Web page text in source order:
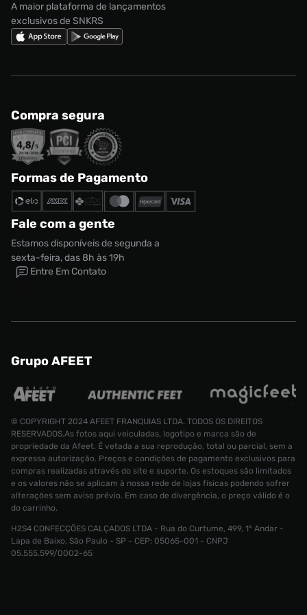
Blusão Jordan Flight Artist Series Masculino
A maior plataforma de lançamentos
exclusivos de SNKRS
Compra segura
Formas de Pagamento
Fale com a gente
Estamos disponíveis de segunda a
sexta-feira, das 8h às 19h
Entre Em Contato
Grupo AFEET
© COPYRIGHT 2024 AFEET FRANQUIAS LTDA. TODOS OS DIREITOS
RESERVADOS.As fotos aqui veiculadas, logotipo e marca são de
propriedade da Afeet. É vetada a sua reprodução, total ou parcial, sem a
expressa autorização. Preços e condições de pagamento exclusivos para
compras realizadas através do site e suporte. Os estoques são limitados
e os valores não se aplicam à nossa rede de lojas físicas podendo sofrer
alterações sem aviso prévio. Em caso de divergência, o preço válido é o
do carrinho.
H2S4 CONFECÇÕES CALÇADOS LTDA - Rua do Curtume, 499, 1° Andar -
Lapa de Baixo, São Paulo - SP - CEP: 05065-001 - CNPJ
05.555.599/0002-65